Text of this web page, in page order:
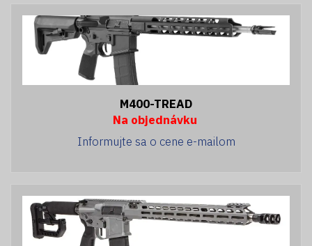
M400-TREAD
Na objednávku
Informujte sa o cene e-mailom